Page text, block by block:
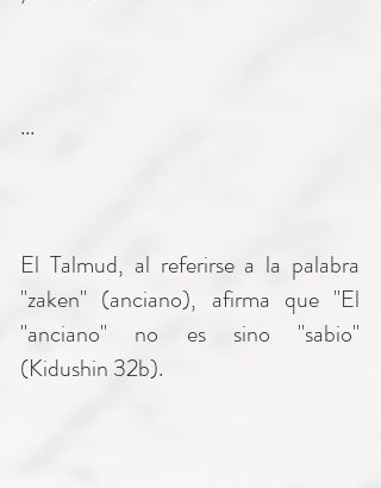
...
El Talmud, al referirse a la palabra
"zaken" (anciano), afirma que "El
"anciano" no es sino "sabio"
(Kidushin 32b).